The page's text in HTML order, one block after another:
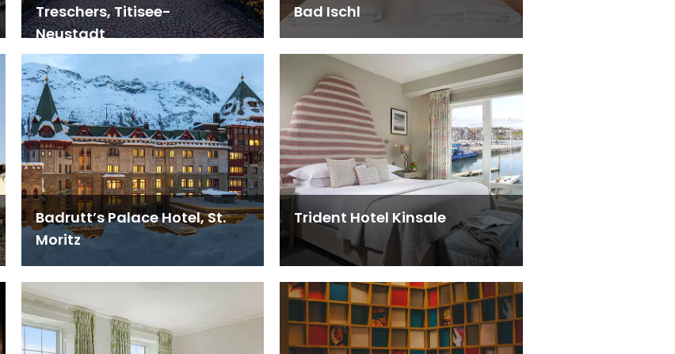
Treschers, Titisee-
Neustadt
Bad Ischl
Badrutt’s Palace Hotel, St.
Moritz
Trident Hotel Kinsale